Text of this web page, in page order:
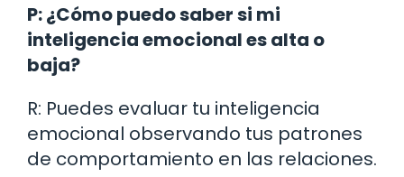
P: ¿Cómo puedo saber si mi
inteligencia emocional es alta o
baja?
R: Puedes evaluar tu inteligencia
emocional observando tus patrones
de comportamiento en las relaciones.